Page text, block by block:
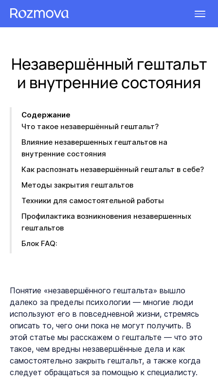
Незавершённый гештальт
и внутренние состояния
Содержание
Что такое незавершённый гештальт?
Влияние незавершенных гештальтов на
внутренние состояния
Как распознать незавершённый гештальт в себе?
Методы закрытия гештальтов
Техники для самостоятельной работы
Профилактика возникновения незавершенных
гештальтов
Блок FAQ:
Понятие «незавершённого гештальта» вышло
далеко за пределы психологии — многие люди
используют его в повседневной жизни, стремясь
описать то, чего они пока не могут получить. В
этой статье мы расскажем о гештальте — что это
такое, чем вредны незавершённые дела и как
самостоятельно закрыть гештальт, а также когда
следует обращаться за помощью к специалисту.